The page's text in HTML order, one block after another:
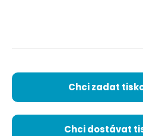
Chci zadat
Chci dostávat